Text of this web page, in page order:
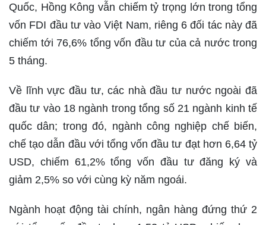
Quốc, Hồng Kông vẫn chiếm tỷ trọng lớn trong tổng
vốn FDI đầu tư vào Việt Nam, riêng 6 đối tác này đã
chiếm tới 76,6% tổng vốn đầu tư của cả nước trong
5 tháng.
Về lĩnh vực đầu tư, các nhà đầu tư nước ngoài đã
đầu tư vào 18 ngành trong tổng số 21 ngành kinh tế
quốc dân; trong đó, ngành công nghiệp chế biến,
chế tạo dẫn đầu với tổng vốn đầu tư đạt hơn 6,64 tỷ
USD, chiếm 61,2% tổng vốn đầu tư đăng ký và
giảm 2,5% so với cùng kỳ năm ngoái.
Ngành hoạt động tài chính, ngân hàng đứng thứ 2